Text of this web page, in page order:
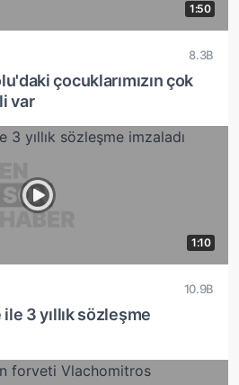
1:50
8.3B
çocuklarımızın çok
var
1:10
10.9B
3 yıllık sözleşme